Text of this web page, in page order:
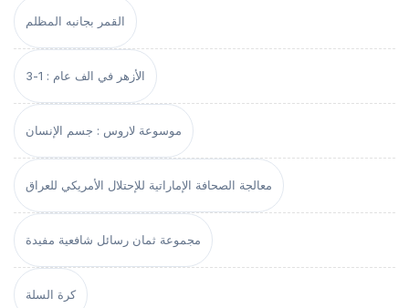
القمر بجانبه المظلم
الأزهر في الف عام : 1-3
موسوعة لاروس : جسم الإنسان
معالجة الصحافة الإماراتية للإحتلال الأمريكي للعراق
مجموعة ثمان رسائل شافعية مفيدة
كرة السلة